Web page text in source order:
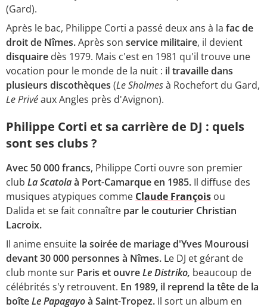
(Gard).
Après le bac, Philippe Corti a passé deux ans à la fac de
droit de Nîmes.Après son service militaire, il devient
disquaire dès 1979. Mais c'est en 1981 qu'il trouve une
vocation pour le monde de la nuit : il travaille dans
plusieurs discothèques (Le Sholmesà Rochefort du Gard,
Le Privéaux Angles près d'Avignon).
Philippe Corti et sa carrière de DJ : quels
sont ses clubs ?
Avec 50 000 francs, Philippe Corti ouvre son premier
club La Scatolaà Port-Camarque en 1985. Il diffuse des
musiques atypiques comme Claude François ou
Dalida et se fait connaître par le couturier Christian
Lacroix.
Il anime ensuite la soirée de mariage d'Yves Mourousi
devant 30 000 personnes à Nîmes. Le DJ et gérant de
club monte sur Paris et ouvreLe Distriko, beaucoup de
célébrités s'y retrouvent. En 1989, il reprend la tête de la
boîteLe Papagayoà Saint-Tropez. Il sort un album en